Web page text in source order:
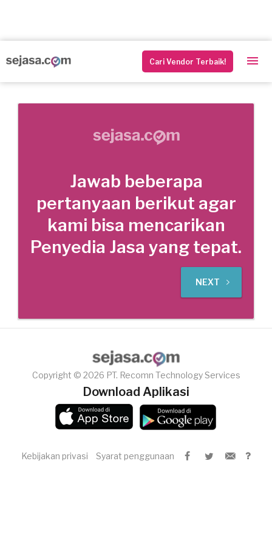
Cari Vendor Terbaik!
Jawab beberapa
pertanyaan berikut agar
kami bisa mencarikan
Penyedia Jasa yang tepat.
NEXT
Copyright © 2026 PT. Recomn Technology Services
Download Aplikasi
Kebijakan privasi Syarat penggunaan